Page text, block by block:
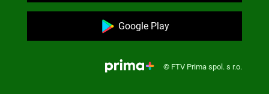
Google Play
© FTV Prima spol. s r.o.